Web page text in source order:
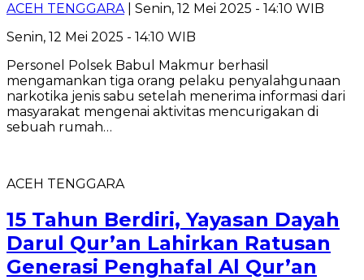
ACEH TENGGARA| Senin, 12 Mei 2025 - 14:10 WIB
Senin, 12 Mei 2025 - 14:10 WIB
Personel Polsek Babul Makmur berhasil
mengamankan tiga orang pelaku penyalahgunaan
narkotika jenis sabu setelah menerima informasi dari
masyarakat mengenai aktivitas mencurigakan di
sebuah rumah…
ACEH TENGGARA
15 Tahun Berdiri, Yayasan Dayah
Darul Qur’an Lahirkan Ratusan
Generasi Penghafal Al Qur’an